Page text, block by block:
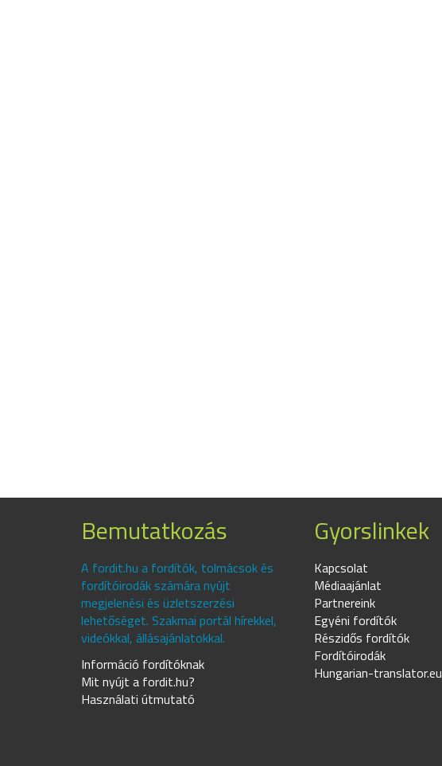
Bemutatkozás
A fordit.hu a fordítók, tolmácsok és
fordítóirodák számára nyújt
megjelenési és üzletszerzési
lehetőséget. Szakmai portál hírekkel,
videókkal, állásajánlatokkal.
Információ fordítóknak
Mit nyújt a fordit.hu?
Használati útmutató
Gyorslinkek
Kapcsolat
Médiaajánlat
Partnereink
Egyéni fordítók
Részidős fordítók
Fordítóirodák
Hungarian-translator.eu